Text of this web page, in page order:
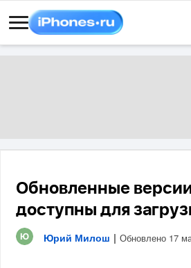
Обновленные
доступны для
Юрий Милош | Обновлено 17